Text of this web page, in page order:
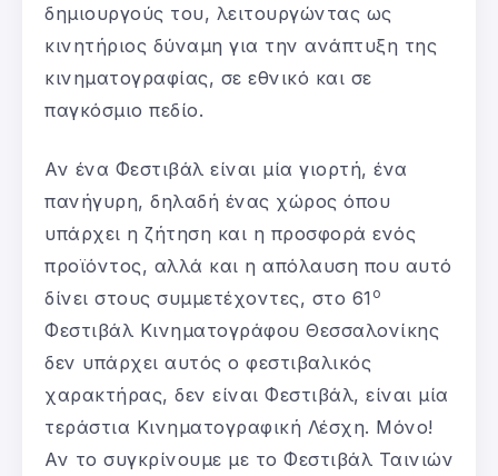
δημιουργούς του, λειτουργώντας ως
κινητήριος δύναμη για την ανάπτυξη της
κινηματογραφίας, σε εθνικό και σε
παγκόσμιο πεδίο.
Αν ένα Φεστιβάλ είναι μία γιορτή, ένα
πανήγυρη, δηλαδή ένας χώρος όπου
υπάρχει η ζήτηση και η προσφορά ενός
προϊόντος, αλλά και η απόλαυση που αυτό
δίνει στους συμμετέχοντες, στο 61 ο
Φεστιβάλ Κινηματογράφου Θεσσαλονίκης
δεν υπάρχει αυτός ο φεστιβαλικός
χαρακτήρας, δεν είναι Φεστιβάλ, είναι μία
τεράστια Κινηματογραφική Λέσχη. Μόνο!
Αν το συγκρίνουμε με το Φεστιβάλ Ταινιών